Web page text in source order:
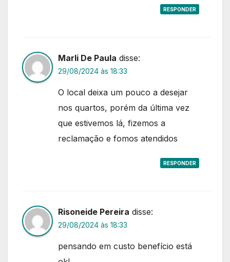
RESPONDER
Marli De Paula disse:
29/08/2024 às 18:33
O local deixa um pouco a desejar
nos quartos, porém da última vez
que estivemos lá, fizemos a
reclamação e fomos atendidos
RESPONDER
Risoneide Pereira disse:
29/08/2024 às 18:33
pensando em custo benefício está